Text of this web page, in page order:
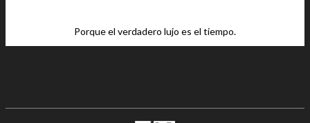
Porque el verdadero lujo es el tiempo.